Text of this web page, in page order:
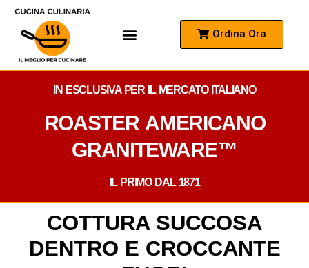
Ordina Ora
IN ESCLUSIVA PER IL MERCATO ITALIANO
ROASTER AMERICANO
GRANITEWARE™
IL PRIMO DAL 1871
COTTURA SUCCOSA
DENTRO E CROCCANTE